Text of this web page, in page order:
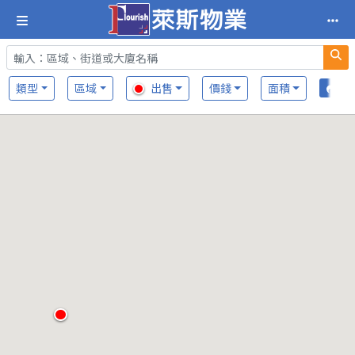
類型 區域 出售 價錢 面積